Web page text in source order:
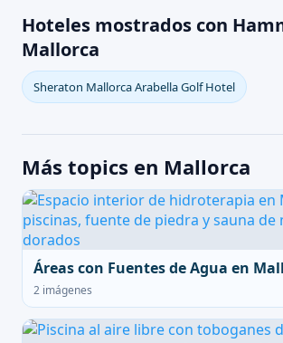
Hoteles mostrados con
Mallorca
Sheraton Mallorca Arabella Golf Hotel
Más topics en Mallorca
Áreas con Fuentes de Agua en
2 imágenes